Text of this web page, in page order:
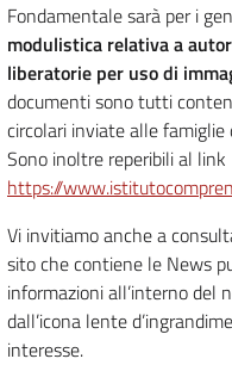
Fondamentale sarà per i
modulistica relativa a
liberatorie per uso di
documenti sono tutti
circolari inviate alle famiglie
Sono inoltre reperibili al link
https://
Vi invitiamo anche a
sito che contiene le News
informazioni all’interno del
dall’icona lente
interesse.